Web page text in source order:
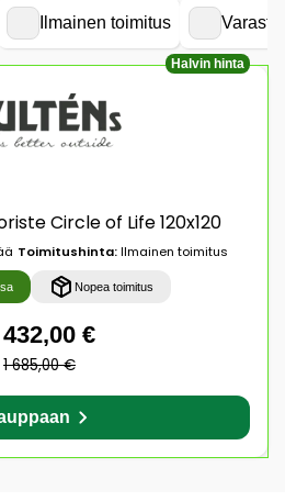
Ilmainen toimitus
Halvin hinta
Circle of Life 120x120
Toimitushinta:Ilmainen toimitus
Nopea toimitus
€
1 685,00 €